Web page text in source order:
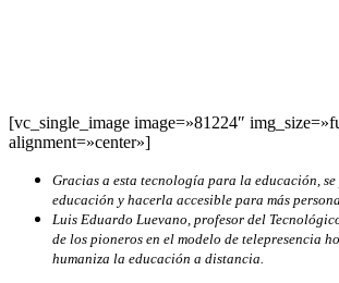
[vc_single_image image=»81224″
alignment=»center»]
Gracias a esta tecnología para la educación,
educación y hacerla accesible para más
Luis Eduardo Luevano, profesor del
de los pioneros en el modelo de telepresencia
humaniza la educación a distancia.